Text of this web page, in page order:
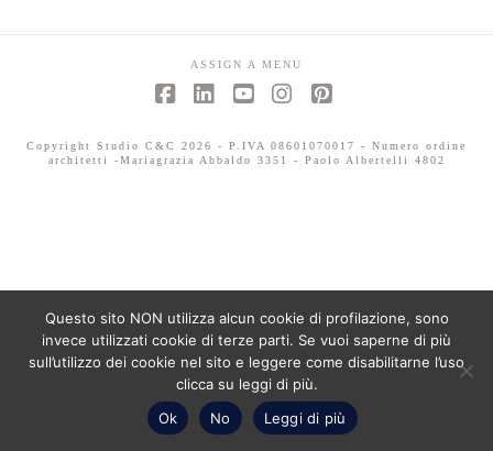
ASSIGN A MENU
Copyright Studio C&C 2026 - P.IVA 08601070017 - Numero ordine
architetti -Mariagrazia Abbaldo 3351 - Paolo Albertelli 4802
Questo sito NON utilizza alcun cookie di profilazione, sono
invece utilizzati cookie di terze parti. Se vuoi saperne di più
sull’utilizzo dei cookie nel sito e leggere come disabilitarne l’uso
clicca su leggi di più.
Ok
No Leggi di più